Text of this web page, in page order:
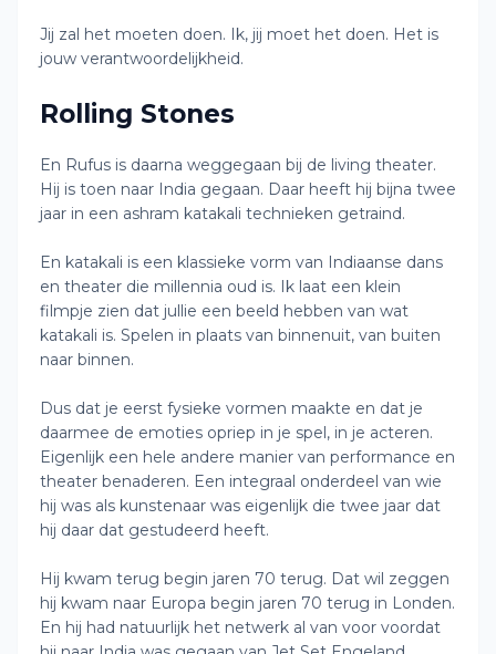
Jij zal het moeten doen. Ik, jij moet het doen. Het is
jouw verantwoordelijkheid.
Rolling Stones
En Rufus is daarna weggegaan bij de living theater.
Hij is toen naar India gegaan. Daar heeft hij bijna twee
jaar in een ashram katakali technieken getraind.
En katakali is een klassieke vorm van Indiaanse dans
en theater die millennia oud is. Ik laat een klein
filmpje zien dat jullie een beeld hebben van wat
katakali is. Spelen in plaats van binnenuit, van buiten
naar binnen.
Dus dat je eerst fysieke vormen maakte en dat je
daarmee de emoties opriep in je spel, in je acteren.
Eigenlijk een hele andere manier van performance en
theater benaderen. Een integraal onderdeel van wie
hij was als kunstenaar was eigenlijk die twee jaar dat
hij daar dat gestudeerd heeft.
Hij kwam terug begin jaren 70 terug. Dat wil zeggen
hij kwam naar Europa begin jaren 70 terug in Londen.
En hij had natuurlijk het netwerk al van voor voordat